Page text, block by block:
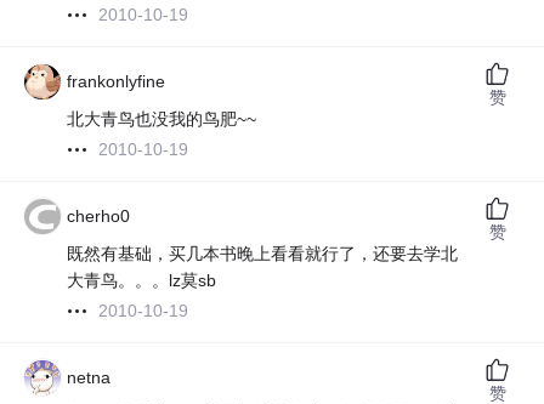
2010-10-19
frankonlyfine
北大青鸟也没我的鸟肥~~
2010-10-19
赞
cherho0
既然有基础，买几本书晚上看看就行了，还要去学北
大青鸟。。。lz莫sb
2010-10-19
赞
netna
赞